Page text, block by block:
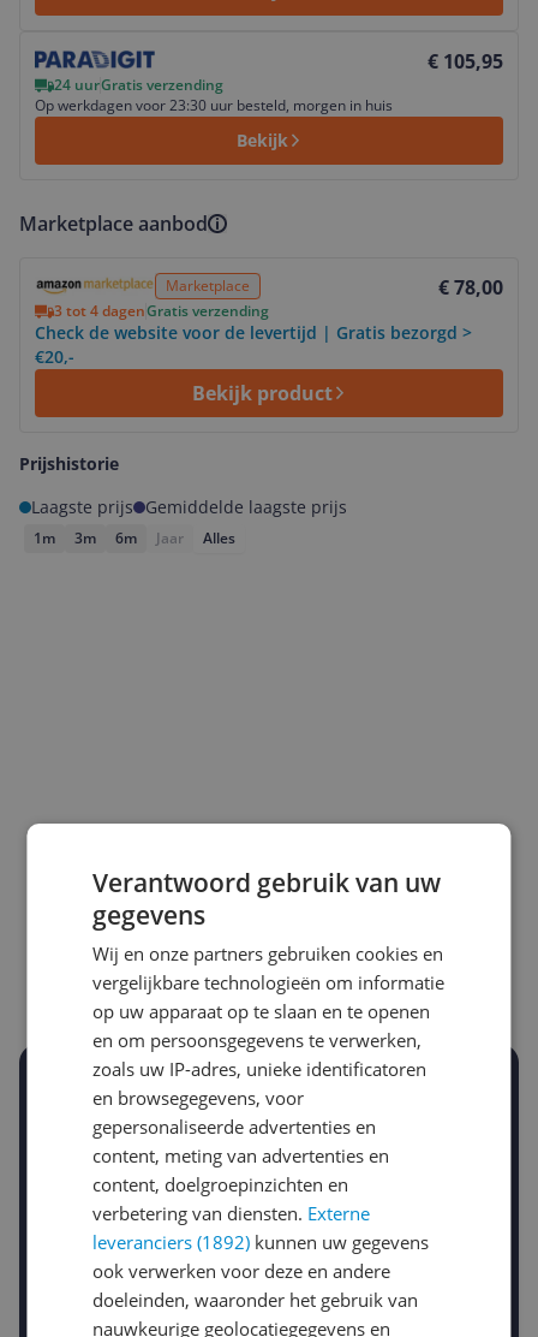
€ 105,95
24 uurGratis verzending
Op werkdagen voor 23:30 uur besteld, morgen in huis
Bekijk
Bekijk product
Marketplace aanbod
Marketplace € 78,00
3 tot 4 dagenGratis verzending
Check de website voor de levertijd | Gratis bezorgd >
€20,-
Bekijk product
Prijshistorie
Laagste prijs
Gemiddelde laagste prijs
1m 3m 6m Jaar Alles
Hoogste prijs ooit
€ 79,99
Goedkoopste nu
Laatste prijsupdate
08-08-2026
Stel een alert in en mis geen prijsdaling
Krijg een seintje zodra de prijs zakt
Jouw e-mailadres
Gewenste daling of bedrag
-10% -15%
Gewenste prijs
€
Verantwoord gebruik van uw
gegevens
Wij en onze partners gebruiken cookies en
vergelijkbare technologieën om informatie
op uw apparaat op te slaan en te openen
en om persoonsgegevens te verwerken,
zoals uw IP-adres, unieke identificatoren
en browsegegevens, voor
gepersonaliseerde advertenties en
content, meting van advertenties en
content, doelgroepinzichten en
verbetering van diensten. Externe
leveranciers (1892) kunnen uw gegevens
ook verwerken voor deze en andere
doeleinden, waaronder het gebruik van
nauwkeurige geolocatiegegevens en